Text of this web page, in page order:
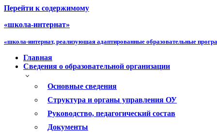
Перейти к содержимому
«школа-интернат»
«школа-интернат, реализующая адаптированные образовательные
Главная
Сведения о образовательной организации
Основные сведения
Структура и органы управления ОУ
Руководство, педагогический состав
Документы